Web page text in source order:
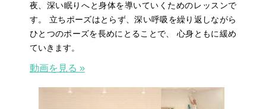
夜、深い眠りへと身体を導いていくためのレッスンで
す。 立ちポーズはとらず、深い呼吸を繰り返しながら
ひとつのポーズを長めにとることで、 心身ともに緩め
ていきます。
動画を見る »